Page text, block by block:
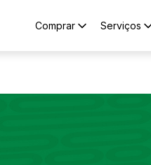
Comprar Serviços